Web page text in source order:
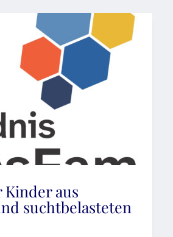
aus
suchtbelasteten